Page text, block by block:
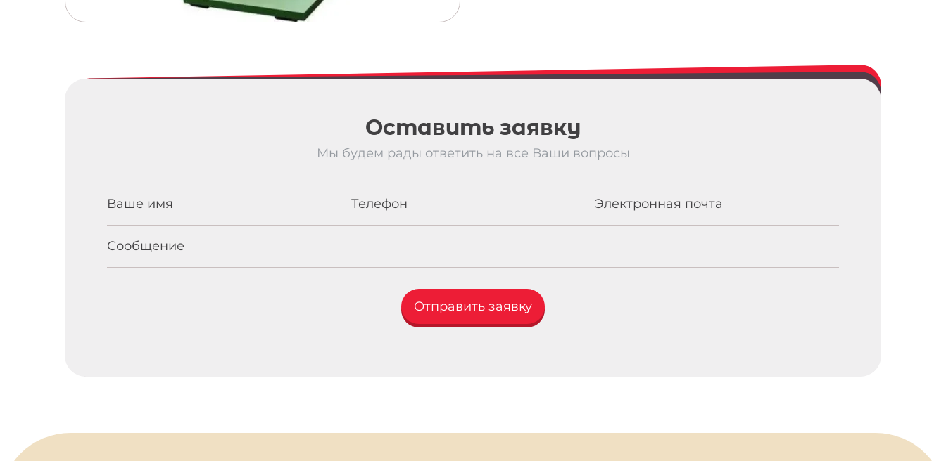
Оставить заявку
Мы будем рады ответить на все Ваши вопросы
Ваше имя Телефон Электронная почта
Сообщение
Отправить заявку